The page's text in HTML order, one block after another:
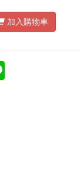
加入購物車
Line